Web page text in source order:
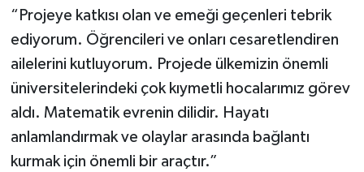
“Projeye katkısı olan ve emeği geçenleri tebrik
ediyorum. Öğrencileri ve onları cesaretlendiren
ailelerini kutluyorum. Projede ülkemizin önemli
üniversitelerindeki çok kıymetli hocalarımız görev
aldı. Matematik evrenin dilidir. Hayatı
anlamlandırmak ve olaylar arasında bağlantı
kurmak için önemli bir araçtır.”